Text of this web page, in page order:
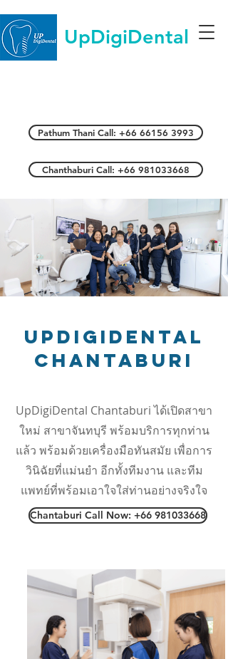
UpDigiDental
Pathum Thani Call: +66 66156 3993
Chanthaburi Call: +66 981033668
Updigidental
CHantaburi
UpDigiDental Chantaburi ได้เปิดสาขา
ใหม่ สาขาจันทบุรี พร้อมบริการทุกท่าน
แล้ว พร้อมด้วยเครื่องมือทันสมัย เพื่อการ
วินิฉัยที่แม่นยำ อีกทั้งทีมงาน และทีม
แพทย์ที่พร้อมเอาใจใส่ท่านอย่างจริงใจ
Chantaburi Call Now: +66 981033668